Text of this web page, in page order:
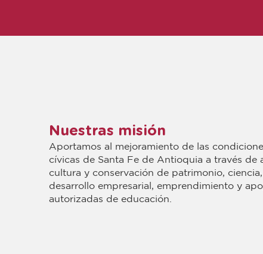
Nuestras misión
Aportamos al mejoramiento de las
cívicas de Santa Fe de Antioquia a través de
cultura y conservación de patrimonio,
desarrollo empresarial, emprendimiento y
autorizadas de educación.